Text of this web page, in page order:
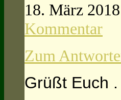
18. März
Kommentar
Zum
Grüßt Euch .